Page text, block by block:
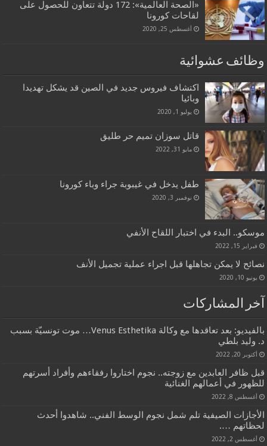
«الصحة العالمية»: 172 دولة تتعاون للحصول على
لقاحات كورونا
أغسطس 25, 2020
وظائف عشوائية
اكتشاف فيروس جديد في الصين قد يشكل تهديدا
وبائيا
يوليو 1, 2020
قاتل سوزان تميم حر طليق
مايو 31, 2022
طفل يدخل في غيبوبة جراء وباء كورونا
نوفمبر 3, 2020
موسكو.. البدء في اختبار اللقاح الأنفي
فبراير 15, 2022
نصائح لا يمكن تجاهلها قبل اجراء عملية تجميل الأنف
يونيو 10, 2020
آخر المشاركات
بالفيديو: بعد تعاقدها مع وكالة Venus Esthetika… موت تونسيّة بسبب
د. وليد بلطي
أكتوبر 20, 2022
قبل ظافر العابدين مع زوجته.. نجوم اختاروا رفقاءهم وأفراد أسرتهم
للظهور في أعمالهم الغنائية
أغسطس 8, 2022
الأجازات الصيفية تلم شمل نجوم الوسط الفني.. شاهدوا أحدث
لحظاتهم ….
أغسطس 2, 2022